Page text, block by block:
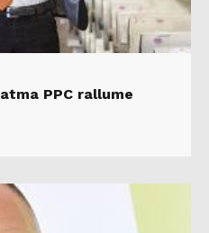
PPC rallume